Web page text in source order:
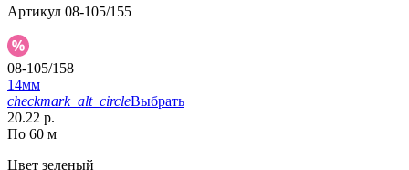
Артикул 08-105/155
08-105/158
14мм
checkmark_alt_circleВыбрать
20.22 р.
По 60 м
Цвет зеленый